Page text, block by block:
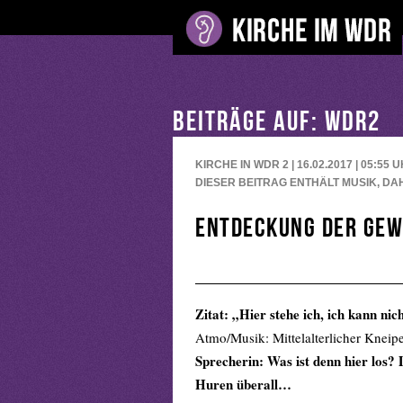
BEITRÄGE AUF: WDR2
KIRCHE IN WDR 2 | 16.02.2017 | 05:55
DIESER BEITRAG ENTHÄLT MUSIK,
Entdeckung der
Zitat: „Hier stehe ich, ich kann
Atmo/Musik: Mittelalterlicher
Sprecherin: Was ist denn hier
Huren überall…